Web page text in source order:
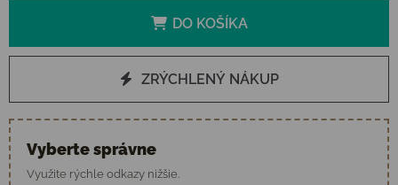
DO KOŠÍKA
ZRÝCHLENÝ NÁKUP
Vyberte správne
Využite rýchle odkazy nižšie.